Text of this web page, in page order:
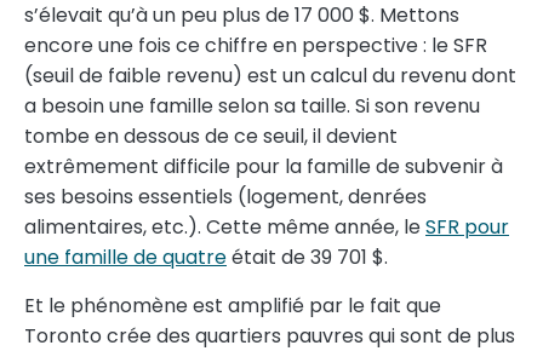
s’élevait qu’à un peu plus de 17 000 $. Mettons
encore une fois ce chiffre en perspective : le SFR
(seuil de faible revenu) est un calcul du revenu dont
a besoin une famille selon sa taille. Si son revenu
tombe en dessous de ce seuil, il devient
extrêmement difficile pour la famille de subvenir à
ses besoins essentiels (logement, denrées
alimentaires, etc.). Cette même année, leSFR pour
une famille de quatreétait de 39 701 $.
Et le phénomène est amplifié par le fait que
Toronto crée des quartiers pauvres qui sont de plus